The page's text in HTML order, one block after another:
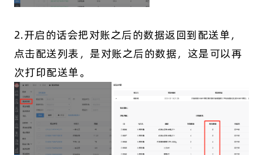
2.开启的话会把对账之后的数据返回到配送单，
点击配送列表，是对账之后的数据，这是可以再
次打印配送单。